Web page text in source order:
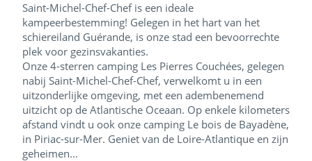
Saint-Michel-Chef-Chef is een ideale
kampeerbestemming! Gelegen in het hart van het
schiereiland Guérande, is onze stad een bevoorrechte
plek voor gezinsvakanties.
Onze 4-sterren camping Les Pierres Couchées, gelegen
nabij Saint-Michel-Chef-Chef, verwelkomt u in een
uitzonderlijke omgeving, met een adembenemend
uitzicht op de Atlantische Oceaan. Op enkele kilometers
afstand vindt u ook onze camping Le bois de Bayadène,
in Piriac-sur-Mer. Geniet van de Loire-Atlantique en zijn
geheimen...